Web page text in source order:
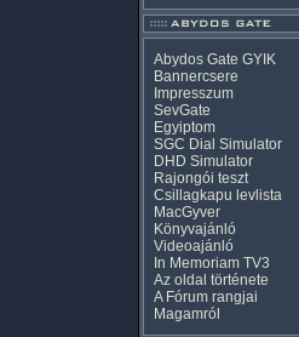
Abydos Gate GYIK
Bannercsere
Impresszum
SevGate
Egyiptom
SGC Dial Simulator
DHD Simulator
Rajongói teszt
Csillagkapu levlista
MacGyver
Könyvajánló
Videoajánló
In Memoriam TV3
Az oldal története
A Fórum rangjai
Magamról